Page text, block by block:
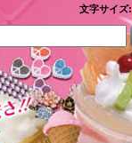
文字サイズ: